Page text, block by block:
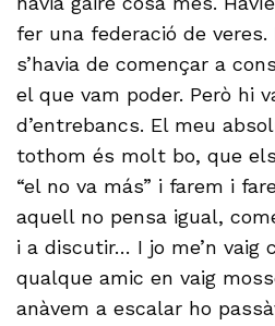
fer una federació de veres.
s’havia de començar a
el que vam poder. Però hi
d’entrebancs. El meu
tothom és molt bo, que
“el no va más” i farem i
aquell no pensa igual,
i a discutir… I jo me’n vaig
qualque amic en vaig
anàvem a escalar ho